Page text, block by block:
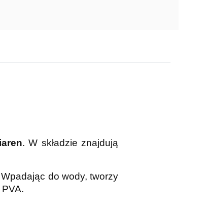
. W składzie znajdują
do wody, tworzy